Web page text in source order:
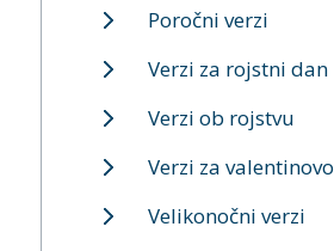
Poročni verzi
Verzi za rojstni dan
Verzi ob rojstvu
Verzi za valentinovo
Velikonočni verzi